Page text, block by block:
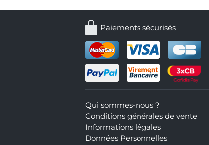
Paiements sécurisés
Qui sommes-nous ?
Conditions générales de vente
Informations légales
Données Personnelles